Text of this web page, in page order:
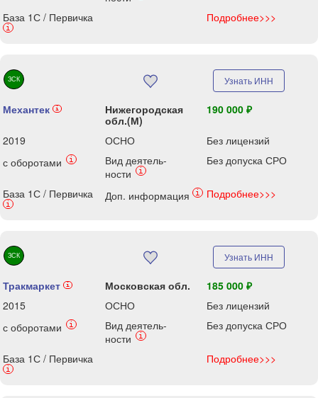
База 1С / Первичка
i
Подробнее>>>
ЗСК Узнать ИНН
Механтек i
Нижегородская
обл.(М)
190 000 ₽
2019 ОСНО
Без лицензий
с оборотами
i
Вид деятель-
ности
i
Без допуска СРО
База 1С / Первичка
i
Доп. информация i Подробнее>>>
ЗСК Узнать ИНН
Тракмаркет i Московская обл.
185 000 ₽
2015
ОСНО
Без лицензий
с оборотами
i
Вид деятель-
ности
i
Без допуска СРО
База 1С / Первичка
i
Подробнее>>>